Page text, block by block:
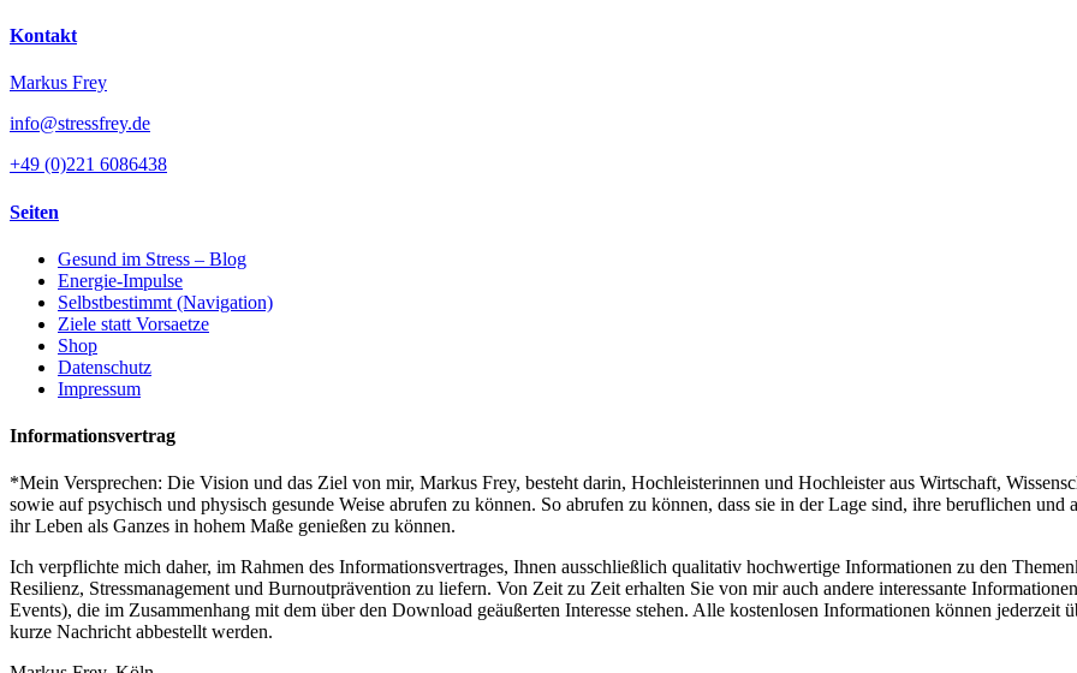
Kontakt
Markus Frey
info@stressfrey.de
+49 (0)221 6086438
Seiten
Gesund im Stress – Blog
Energie-Impulse
Selbstbestimmt (Navigation)
Ziele statt Vorsaetze
Shop
Datenschutz
Impressum
Informationsvertrag
*Mein Versprechen: Die Vision und das Ziel von mir, Markus Frey, besteht darin, Hochleisterinnen und Hochleister aus Wirtschaft,
sowie auf psychisch und physisch gesunde Weise abrufen zu können. So abrufen zu können, dass sie in der Lage sind, ihre beruflichen
ihr Leben als Ganzes in hohem Maße genießen zu können.
Ich verpflichte mich daher, im Rahmen des Informationsvertrages, Ihnen ausschließlich qualitativ hochwertige Informationen zu den
Resilienz, Stressmanagement und Burnoutprävention zu liefern. Von Zeit zu Zeit erhalten Sie von mir auch andere interessante
Events), die im Zusammenhang mit dem über den Download geäußerten Interesse stehen. Alle kostenlosen Informationen können
kurze Nachricht abbestellt werden.